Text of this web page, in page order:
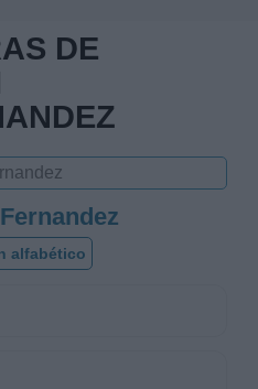
DE
alfabético